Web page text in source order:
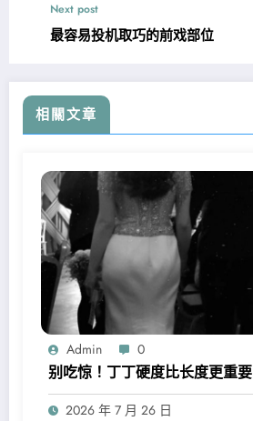
Next post
最容易投机取巧的前戏部位
相關文章
Admin 0
别吃惊！丁丁硬度比长度更重要
2026 年 7 月 26 日